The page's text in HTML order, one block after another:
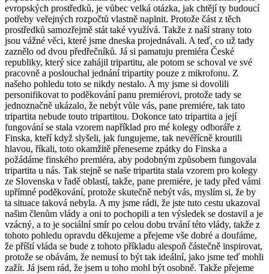
evropských prostředků, je vůbec velká otázka, jak chtějí ty budoucí
potřeby veřejných rozpočtů vlastně naplnit. Protože část z těch
prostředků samozřejmě stát také využívá. Takže z naší strany toto
jsou vážné věci, které jsme dneska projednávali. A teď, co už tady
zaznělo od dvou předřečníků. Já si pamatuju premiéra České
republiky, který sice zahájil tripartitu, ale potom se schoval ve své
pracovně a poslouchal jednání tripartity pouze z mikrofonu. Z
našeho pohledu toto se nikdy nestalo. A my jsme si dovolili
personifikovat to poděkování panu premiérovi, protože tady se
jednoznačně ukázalo, že nebýt vůle vás, pane premiére, tak tato
tripartita nebude touto tripartitou. Dokonce tato tripartita a její
fungování se stala vzorem například pro mé kolegy odboráře z
Finska, kteří když slyšeli, jak fungujeme, tak nevěřícně kroutili
hlavou, říkali, toto okamžitě přeneseme zpátky do Finska a
požádáme finského premiéra, aby podobným způsobem fungovala
tripartita u nás. Tak stejně se naše tripartita stala vzorem pro kolegy
ze Slovenska v řadě oblastí, takže, pane premiére, je tady před vámi
upřímné poděkování, protože skutečně nebýt vás, myslím si, že by
ta situace taková nebyla. A my jsme rádi, že jste tuto cestu ukazoval
našim členům vlády a oni to pochopili a ten výsledek se dostavil a je
vzácný, a to je sociální smír po celou dobu trvání této vlády, takže z
tohoto pohledu opravdu děkujeme a přejeme vše dobré a doufáme,
že příští vláda se bude z tohoto příkladu alespoň částečně inspirovat,
protože se obávám, že nemusí to být tak ideální, jako jsme teď mohli
zažít. Já jsem rád, že jsem u toho mohl být osobně. Takže přejeme